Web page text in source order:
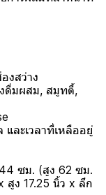
งสว่าง
งดื่มผสม, สมูทตี้,
ละเวลาที่เหลืออยู่
ซม. (สูง 62 ซม.
สูง 17.25 นิ้ว x ลึก